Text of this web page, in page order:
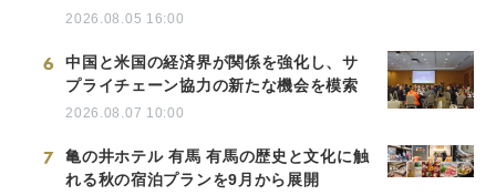
2026.08.05 16:00
6
中国と米国の経済界が関係を強化し、サ
プライチェーン協力の新たな機会を模索
2026.08.07 10:00
7
亀の井ホテル 有馬 有馬の歴史と文化に触
れる秋の宿泊プランを9月から展開